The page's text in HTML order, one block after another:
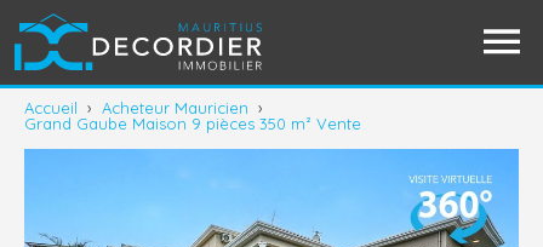
Accueil › Acheteur Mauricien ›
Grand Gaube Maison 9 pièces 350 m² Vente